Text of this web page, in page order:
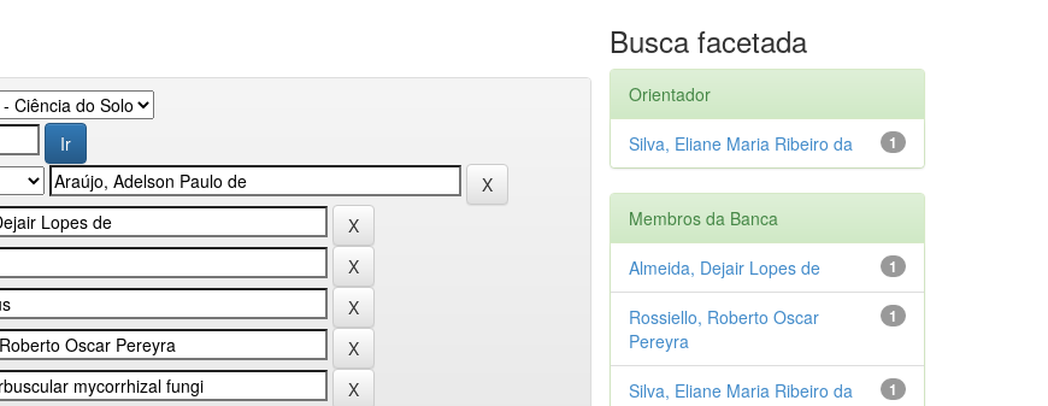
Busca facetada
Orientador
1
Silva, Eliane Maria Ribeiro da
Membros da Banca
1
Almeida, Dejair Lopes de
1
Rossiello, Roberto Oscar
Pereyra
1
Silva, Eliane Maria Ribeiro da